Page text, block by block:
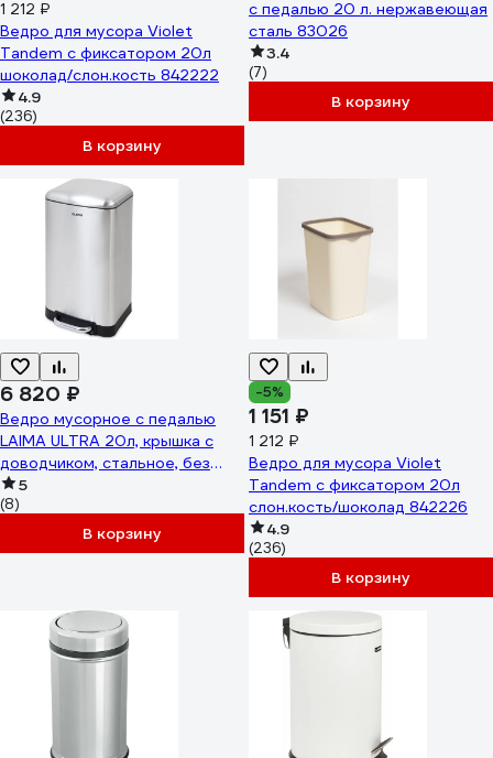
1 212 ₽
Ведро для мусора Violet
Tandem с фиксатором 20л
шоколад/слон.кость 842222
4.9
(236)
В корзину
с педалью 20 л. нержавеющая
сталь 83026
3.4
(7)
В корзину
6 820 ₽
Ведро мусорное с педалью
LAIMA ULTRA 20л, крышка с
доводчиком, стальное, без
отпечатков 701570
5
(8)
В корзину
-5%
1 151 ₽
1 212 ₽
Ведро для мусора Violet
Tandem с фиксатором 20л
слон.кость/шоколад 842226
4.9
(236)
В корзину